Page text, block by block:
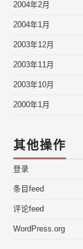
2004年2月
2004年1月
2003年12月
2003年11月
2003年10月
2000年1月
其他操作
登录
条目feed
评论feed
WordPress.org